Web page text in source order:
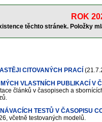
ROK
těchto stránek. Položky
CITOVANÝCH PRACÍ
VLASTNÍCH PUBLIKACÍ V
článků v časopisech a
TESTŮ V ČASOPISU
včetně testovaných modelů.